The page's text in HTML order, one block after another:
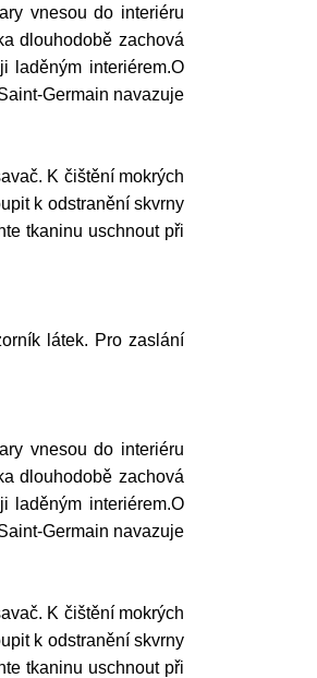
vnesou do interiéru
dlouhodobě zachová
laděným interiérem.O
Germain navazuje
K čištění mokrých
k odstranění skvrny
tkaninu uschnout při
látek. Pro zaslání
vnesou do interiéru
dlouhodobě zachová
laděným interiérem.O
Germain navazuje
K čištění mokrých
k odstranění skvrny
tkaninu uschnout při